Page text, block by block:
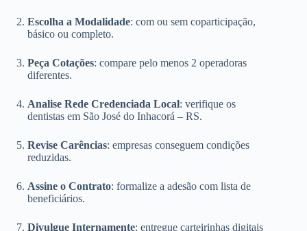
Escolha a Modalidade: com ou sem coparticipação,
básico ou completo.
Peça Cotações: compare pelo menos 2 operadoras
diferentes.
Analise Rede Credenciada Local: verifique os
dentistas em São José do Inhacorá – RS.
Revise Carências: empresas conseguem condições
reduzidas.
Assine o Contrato: formalize a adesão com lista de
beneficiários.
Divulgue Internamente: entregue carteirinhas digitais